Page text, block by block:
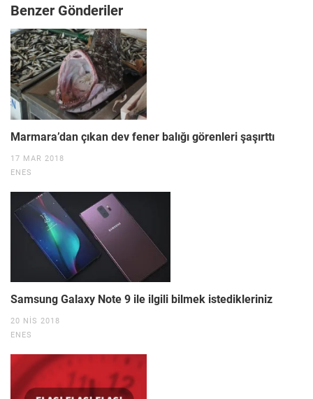
Benzer Gönderiler
Marmara’dan çıkan dev fener balığı görenleri şaşırttı
17 MAR 2018
ENES
Samsung Galaxy Note 9 ile ilgili bilmek istedikleriniz
20 NIS 2018
ENES